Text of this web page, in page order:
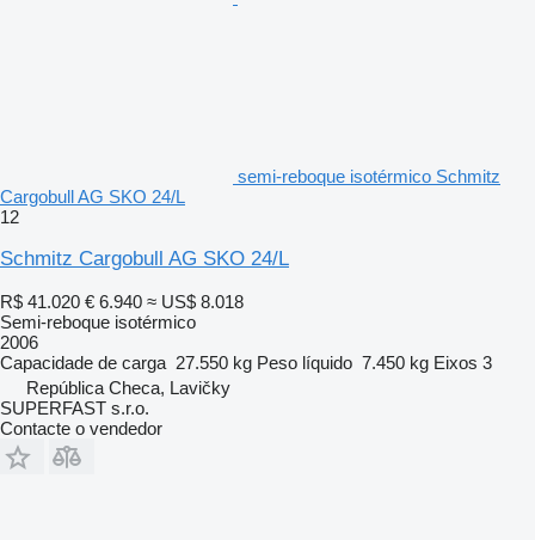
semi-reboque isotérmico Schmitz
Cargobull AG SKO 24/L
12
Schmitz Cargobull AG SKO 24/L
R$ 41.020 € 6.940 ≈ US$ 8.018
Semi-reboque isotérmico
2006
Capacidade de carga 27.550 kg Peso líquido 7.450 kg Eixos 3
República Checa, Lavičky
SUPERFAST s.r.o.
Contacte o vendedor